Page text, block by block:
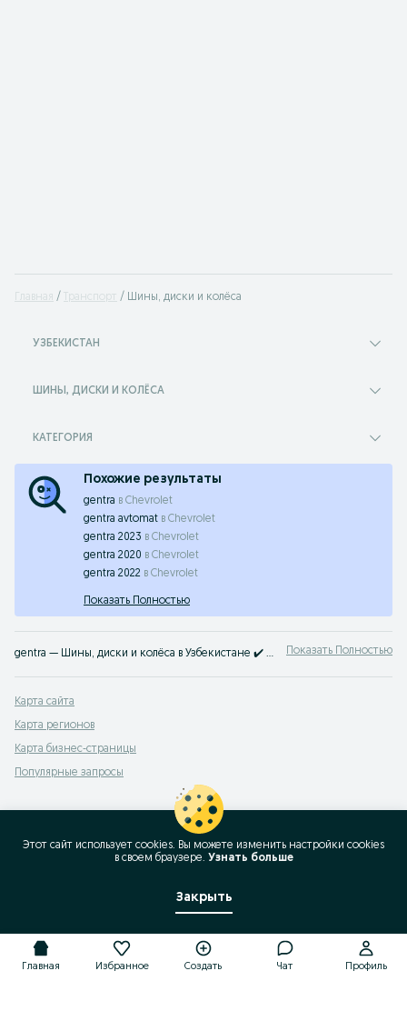
Главная Транспорт Шины, диски и колёса
УЗБЕКИСТАН
ШИНЫ, ДИСКИ И КОЛЁСА
КАТЕГОРИЯ
Похожие результаты
gentra в Chevrolet
gentra avtomat в Chevrolet
gentra 2023 в Chevrolet
gentra 2020 в Chevrolet
gentra 2022 в Chevrolet
Показать Полностью
gentra — Шины, диски и колёса в Узбекистане ✔️ Продажа новых и б/у комплектов для авто разных классов ⭐ Удобные покупки без посредников — на OLX.uz Показать Полностью
Карта сайта
Карта регионов
Карта бизнес-страницы
Популярные запросы
Главная Избранное Создать Чат Профиль
Этот сайт использует cookies. Вы можете изменить настройки cookies
в своeм браузере. Узнать больше
Закрыть